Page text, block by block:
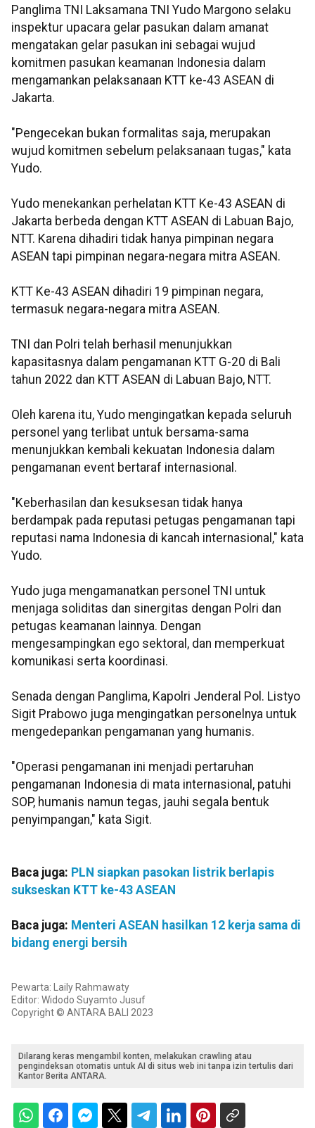
Panglima TNI Laksamana TNI Yudo Margono selaku
inspektur upacara gelar pasukan dalam amanat
mengatakan gelar pasukan ini sebagai wujud
komitmen pasukan keamanan Indonesia dalam
mengamankan pelaksanaan KTT ke-43 ASEAN di
Jakarta.
"Pengecekan bukan formalitas saja, merupakan
wujud komitmen sebelum pelaksanaan tugas," kata
Yudo.
Yudo menekankan perhelatan KTT Ke-43 ASEAN di
Jakarta berbeda dengan KTT ASEAN di Labuan Bajo,
NTT. Karena dihadiri tidak hanya pimpinan negara
ASEAN tapi pimpinan negara-negara mitra ASEAN.
KTT Ke-43 ASEAN dihadiri 19 pimpinan negara,
termasuk negara-negara mitra ASEAN.
TNI dan Polri telah berhasil menunjukkan
kapasitasnya dalam pengamanan KTT G-20 di Bali
tahun 2022 dan KTT ASEAN di Labuan Bajo, NTT.
Oleh karena itu, Yudo mengingatkan kepada seluruh
personel yang terlibat untuk bersama-sama
menunjukkan kembali kekuatan Indonesia dalam
pengamanan event bertaraf internasional.
"Keberhasilan dan kesuksesan tidak hanya
berdampak pada reputasi petugas pengamanan tapi
reputasi nama Indonesia di kancah internasional," kata
Yudo.
Yudo juga mengamanatkan personel TNI untuk
menjaga soliditas dan sinergitas dengan Polri dan
petugas keamanan lainnya. Dengan
mengesampingkan ego sektoral, dan memperkuat
komunikasi serta koordinasi.
Senada dengan Panglima, Kapolri Jenderal Pol. Listyo
Sigit Prabowo juga mengingatkan personelnya untuk
mengedepankan pengamanan yang humanis.
"Operasi pengamanan ini menjadi pertaruhan
pengamanan Indonesia di mata internasional, patuhi
SOP, humanis namun tegas, jauhi segala bentuk
penyimpangan," kata Sigit.
Baca juga: PLN siapkan pasokan listrik berlapis
sukseskan KTT ke-43 ASEAN
Baca juga: Menteri ASEAN hasilkan 12 kerja sama di
bidang energi bersih
Pewarta: Laily Rahmawaty
Editor: Widodo Suyamto Jusuf
Copyright © ANTARA BALI 2023
Dilarang keras mengambil konten, melakukan crawling atau
pengindeksan otomatis untuk AI di situs web ini tanpa izin tertulis dari
Kantor Berita ANTARA.